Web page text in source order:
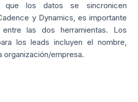
que los datos se sincronicen
y Dynamics, es importante
las dos herramientas. Los
los leads incluyen el nombre,
organización/empresa.